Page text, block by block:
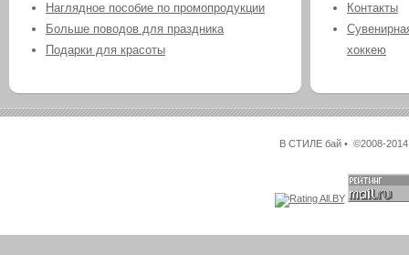
Наглядное пособие по промопродукции
Больше поводов для праздника
Подарки для красоты
Контакты
хоккею
В СТИЛЕ бай • ©2008-